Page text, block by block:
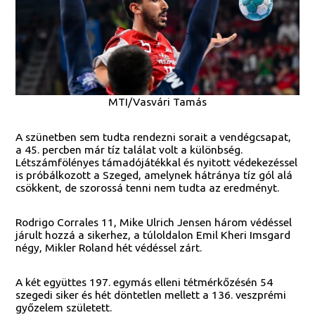
MTI/Vasvári Tamás
A szünetben sem tudta rendezni sorait a vendégcsapat,
a 45. percben már tíz találat volt a különbség.
Létszámfölényes támadójátékkal és nyitott védekezéssel
is próbálkozott a Szeged, amelynek hátránya tíz gól alá
csökkent, de szorossá tenni nem tudta az eredményt.
Rodrigo Corrales 11, Mike Ulrich Jensen három védéssel
járult hozzá a sikerhez, a túloldalon Emil Kheri Imsgard
négy, Mikler Roland hét védéssel zárt.
A két együttes 197. egymás elleni tétmérkőzésén 54
szegedi siker és hét döntetlen mellett a 136. veszprémi
győzelem született.